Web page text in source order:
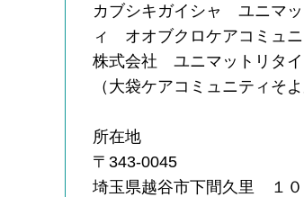
カブシキガイシャ ユニマ
ィ オオブクロケアコミュ
株式会社 ユニマットリタイ
（大袋ケアコミュニティそよ
所在地
〒343-0045
埼玉県越谷市下間久里 １０